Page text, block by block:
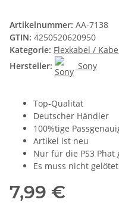
Artikelnummer: AA-7138
GTIN: 4250520620950
Kategorie: Flexkabel /
Hersteller:
Sony
Top-Qualität
Deutscher Händler
100%tige
Artikel ist neu
Nur für die PS3 Phat
Es muss nicht
7,99 €